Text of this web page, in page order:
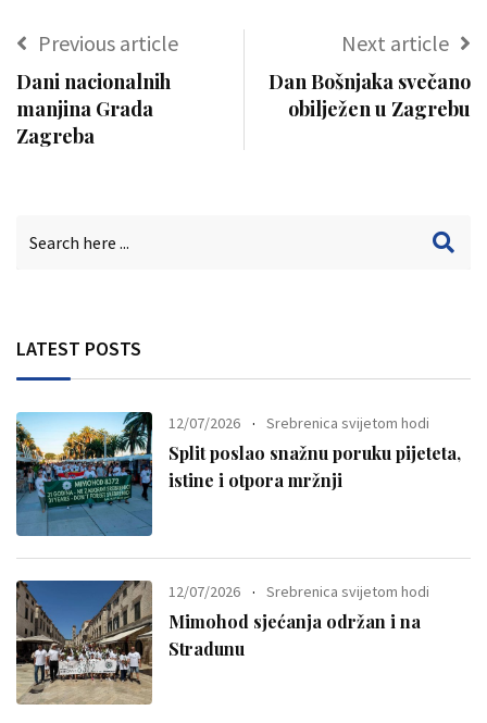
Previous article
Dani nacionalnih
manjina Grada
Zagreba
Next article
Dan Bošnjaka svečano
obilježen u Zagrebu
LATEST POSTS
12/07/2026 Srebrenica svijetom hodi
Split poslao snažnu poruku pijeteta,
istine i otpora mržnji
12/07/2026 Srebrenica svijetom hodi
Mimohod sjećanja održan i na
Stradunu